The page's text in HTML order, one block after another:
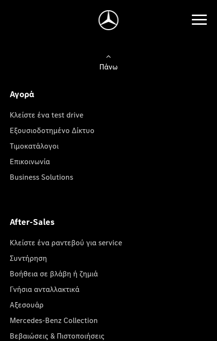
Πάνω
Αγορά
Κλείστε ένα test drive
Εξουσιοδοτημένο Δίκτυο
Τιμοκατάλογοι
Επικοινωνία
Business Solutions
After-Sales
Κλείστε ένα ραντεβού για service
Συντήρηση
Βοήθεια σε βλάβη ή ζημιά
Γνήσια ανταλλακτικά
Αξεσουάρ
Mercedes-Benz Collection
Βεβαιώσεις & Πιστοποιήσεις